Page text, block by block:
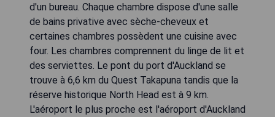
d'un bureau. Chaque chambre dispose d'une salle
de bains privative avec sèche-cheveux et
certaines chambres possèdent une cuisine avec
four. Les chambres comprennent du linge de lit et
des serviettes. Le pont du port d'Auckland se
trouve à 6,6 km du Quest Takapuna tandis que la
réserve historique North Head est à 9 km.
L'aéroport le plus proche est l'aéroport d'Auckland